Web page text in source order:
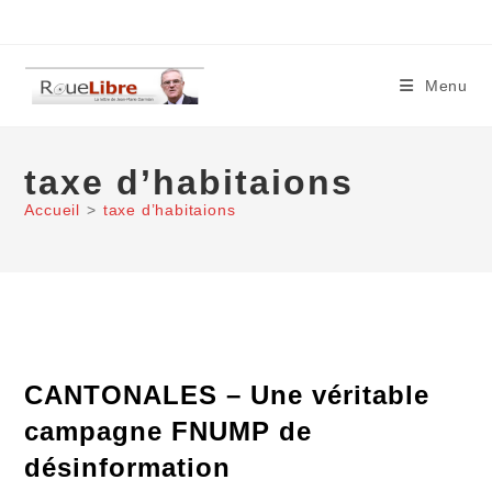
content
Menu
taxe d’habitaions
Accueil > taxe d’habitaions
CANTONALES – Une véritable
campagne FNUMP de
désinformation